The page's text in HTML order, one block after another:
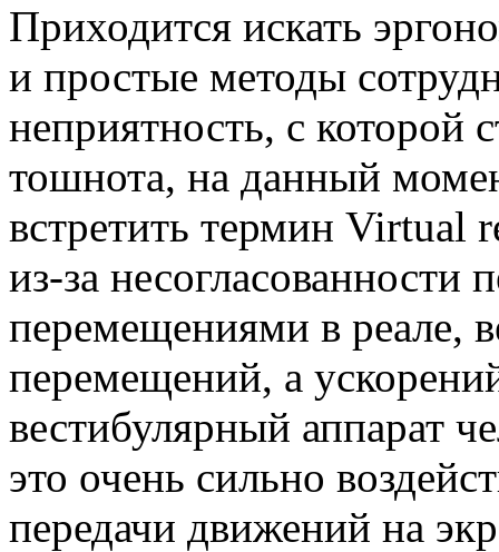
Приходится искать
и простые методы
неприятность, с которой
тошнота, на данный
встретить термин Virtual
из-за
перемещениями в реале,
перемещений, а
вестибулярный аппарат
это очень сильно
передачи движений на